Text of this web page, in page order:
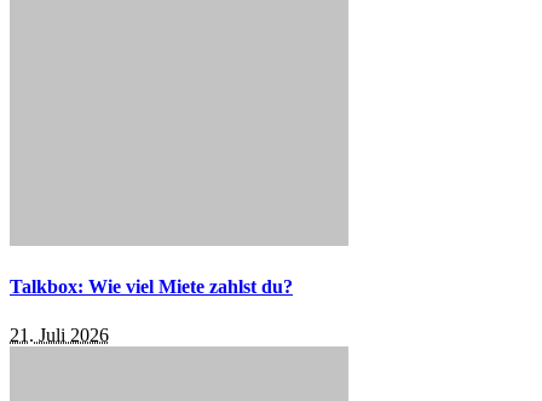
Talkbox: Wie viel Miete zahlst du?
21. Juli 2026